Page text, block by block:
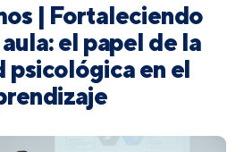
| Fortaleciendo
el papel de la
psicológica en el